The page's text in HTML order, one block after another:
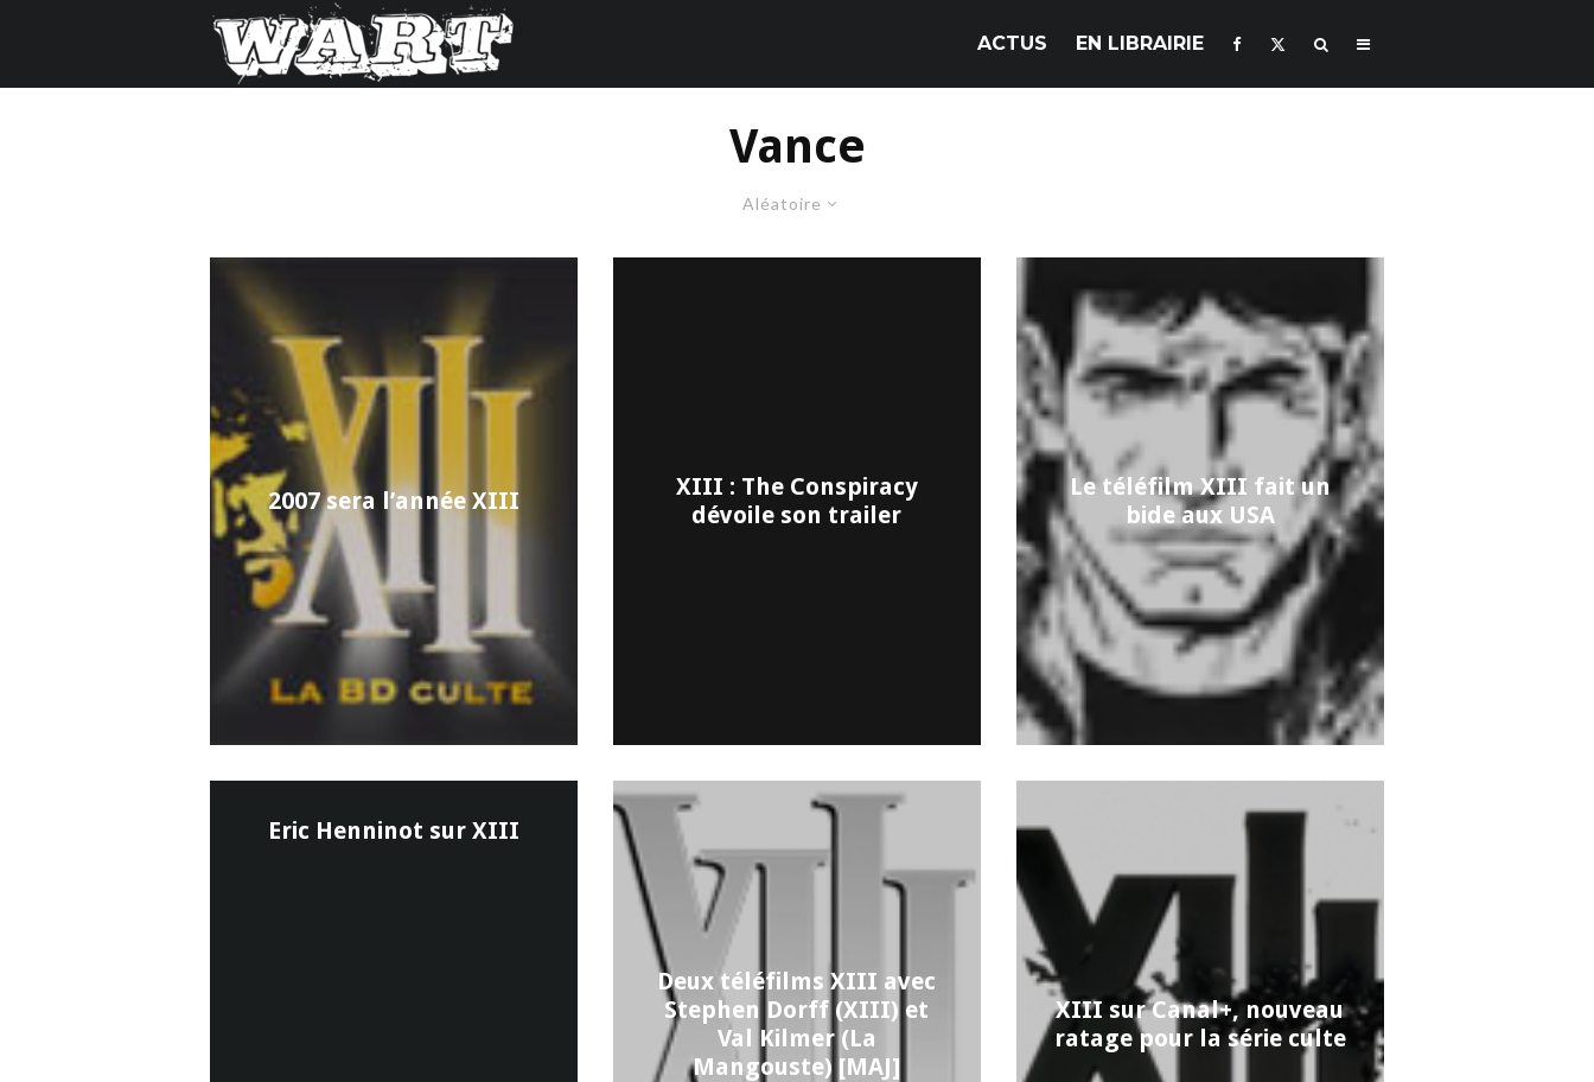
ACTUS EN LIBRAIRIE
Vance
Aléatoire
2007 sera l’année XIII
XIII : The Conspiracy
dévoile son trailer
Le téléfilm XIII fait un
bide aux USA
Eric Henninot sur XIII
Deux téléfilms XIII avec
Stephen Dorff (XIII) et
Val Kilmer (La
Mangouste) [MAJ]
XIII sur Canal+, nouveau
ratage pour la série culte